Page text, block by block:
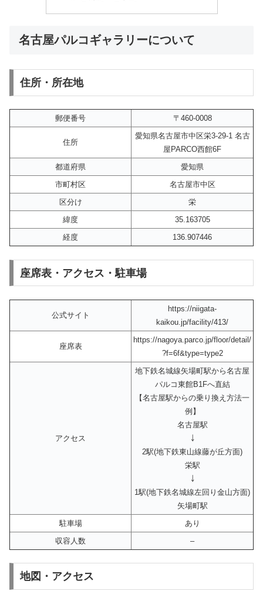
名古屋パルコギャラリーについて
住所・所在地
郵便番号 〒460-0008
住所
愛知県名古屋市中区栄3-29-1​ 名古
屋PARCO西館6F
都道府県
愛知県
市町村区
名古屋市中区
区分け
栄
緯度
35.163705
経度
136.907446
座席表・アクセス・駐車場
公式サイト
https://niigata-
kaikou.jp/facility/413/
座席表
https://nagoya.parco.jp/floor/detail/
?f=6f&type=type2
アクセス
地下鉄名城線矢場町駅から名古屋
パルコ東館B1Fへ直結
【名古屋駅からの乗り換え方法一
例】
名古屋駅
￬
2駅(地下鉄東山線藤が丘方面)
栄駅
￬
1駅(地下鉄名城線左回り金山方面)
矢場町駅
駐車場
あり
収容人数
–
地図・アクセス